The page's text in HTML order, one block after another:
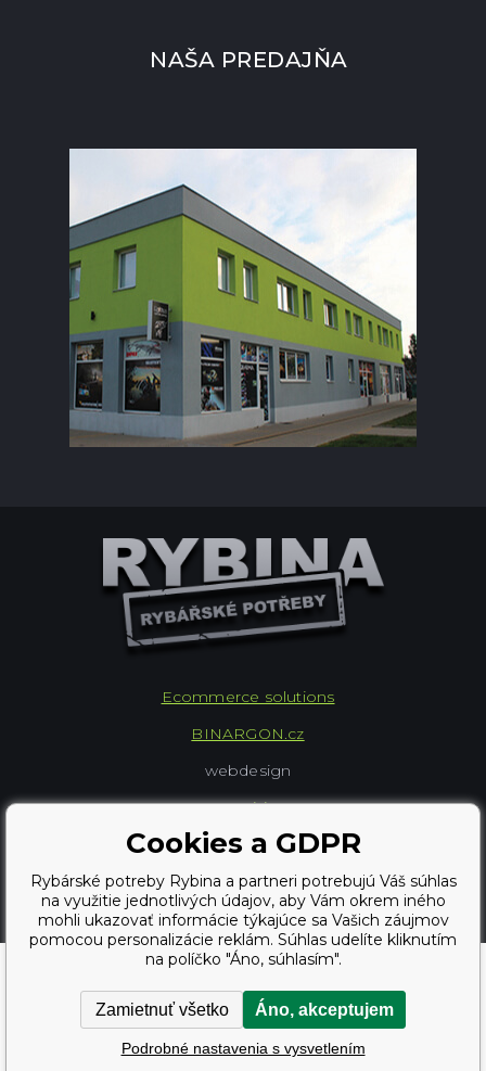
NAŠA PREDAJŇA
Copyright © 2009 - 2026,
Rybárské potreby Rybina
Ecommerce solutions
BINARGON.cz
webdesign
Vortex Vision.cz
Cookies a GDPR
Rybárské potreby Rybina a partneri potrebujú Váš súhlas
na využitie jednotlivých údajov, aby Vám okrem iného
mohli ukazovať informácie týkajúce sa Vašich záujmov
pomocou personalizácie reklám. Súhlas udelíte kliknutím
na políčko "Áno, súhlasím".
Zamietnuť všetko Áno, akceptujem
Podrobné nastavenia s vysvetlením